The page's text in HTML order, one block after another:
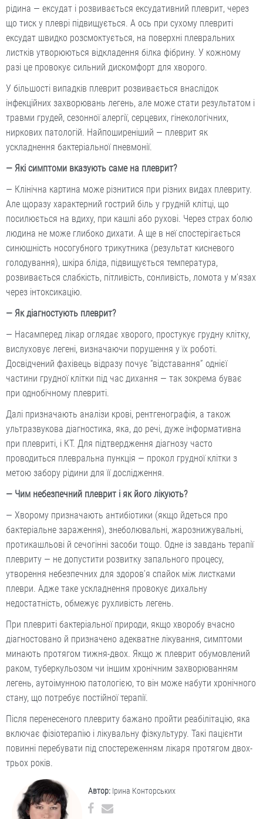
рідина — ексудат і розвивається ексудативний плеврит, через
що тиск у плеврі підвищується. А ось при сухому плевриті
ексудат швидко розсмоктується, на поверхні плевральних
листків утворюються відкладення білка фібрину. У кожному
разі це провокує сильний дискомфорт для хворого.
У більшості випадків плеврит розвивається внаслідок
інфекційних захворювань легень, але може стати результатом і
травми грудей, сезонної алергії, серцевих, гінекологічних,
ниркових патологій. Найпоширеніший — плеврит як
ускладнення бактеріальної пневмонії.
— Які симптоми вказують саме на плеврит?
— Клінічна картина може різнитися при різних видах плевриту.
Але щоразу характерний гострий біль у грудній клітці, що
посилюється на вдиху, при кашлі або рухові. Через страх болю
людина не може глибоко дихати. А ще в неї спостерігається
синюшність носогубного трикутника (результат кисневого
голодування), шкіра бліда, підвищується температура,
розвивається слабкість, пітливість, сонливість, ломота у м’язах
через інтоксикацію.
— Як діагностують плеврит?
— Насамперед лікар оглядає хворого, простукує грудну клітку,
вислуховує легені, визначаючи порушення у їх роботі.
Досвідчений фахівець відразу почує “відставання” однієї
частини грудної клітки під час дихання — так зокрема буває
при однобічному плевриті.
Далі призначають аналізи крові, рентгенографія, а також
ультразвукова діагностика, яка, до речі, дуже інформативна
при плевриті, і КТ. Для підтвердження діагнозу часто
проводиться плевральна пункція — прокол грудної клітки з
метою забору рідини для її дослідження.
— Чим небезпечний плеврит і як його лікують?
— Хворому призначають антибіотики (якщо йдеться про
бактеріальне зараження), знеболювальні, жарознижувальні,
протикашльові й сечогінні засоби тощо. Одне із завдань терапії
плевриту — не допустити розвитку запального процесу,
утворення небезпечних для здоров’я спайок між листками
плеври. Адже таке ускладнення провокує дихальну
недостатність, обмежує рухливість легень.
При плевриті бактеріальної природи, якщо хворобу вчасно
діагностовано й призначено адекватне лікування, симптоми
минають протягом тижня-двох. Якщо ж плеврит обумовлений
раком, туберкульозом чи іншим хронічним захворюванням
легень, аутоімунною патологією, то він може набути хронічного
стану, що потребує постійної терапії.
Після перенесеного плевриту бажано пройти реабілітацію, яка
включає фізіотерапію і лікувальну фізкультуру. Такі пацієнти
повинні перебувати під спостереженням лікаря протягом двох-
трьох років.
Автор: Ірина Конторських